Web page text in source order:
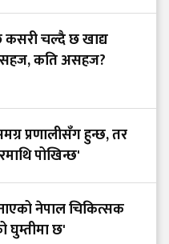
कसरी चल्दै छ खाद्य
सहज, कति असहज?
प्रणालीसँग हुन्छ, तर
पोखिन्छ'
नेपाल चिकित्सक
घुम्तीमा छ'